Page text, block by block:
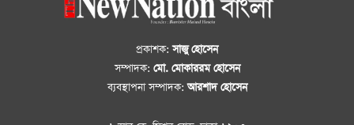
প্রকাশক:সাজু হোসেন
সম্পাদক: মো. মোকাররম হোসেন
ব্যবস্থাপনা সম্পাদক:আরশাদ হোসেন